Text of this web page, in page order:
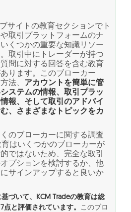
サイトの教育セクションでト
取引プラットフォームのナ
くつかの重要な知識リソー
取引中にトレーダーが持つ
問に対する回答を含む教育
ります。このブローカー
法、 アカウントを簡単に管
ステムの情報、取引プラッ
報、そして取引のアドバイ
、さまざまなトピックをカ
のブローカーに関する調査
はいくつかのブローカーが
ではないため、完全な取引
プションを検討するか、他
サインアップすると良いか
づいて、KCM Tradeの教育は総
点と評価されています。 このブロ